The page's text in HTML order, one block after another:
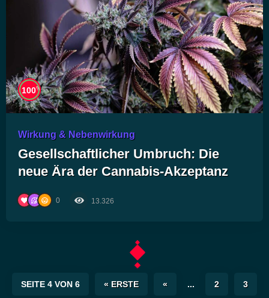
100%
Wirkung & Nebenwirkung
Gesellschaftlicher Umbruch: Die
neue Ära der Cannabis-Akzeptanz
0 13.326
SEITE 4 VON 6 « ERSTE « ... 2 3